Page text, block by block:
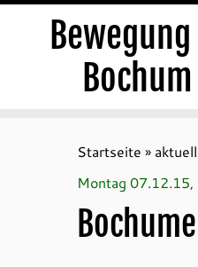
Bochum
Startseite » aktuell
Montag